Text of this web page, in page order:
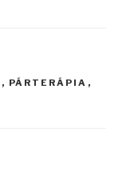
, PÁRTERÁPIA ,